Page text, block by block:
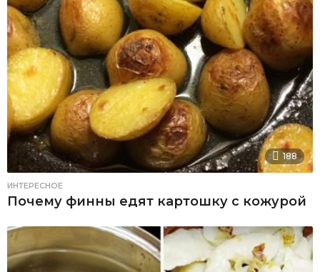
188
ИНТЕРЕСНОЕ
Почему финны едят картошку с кожурой